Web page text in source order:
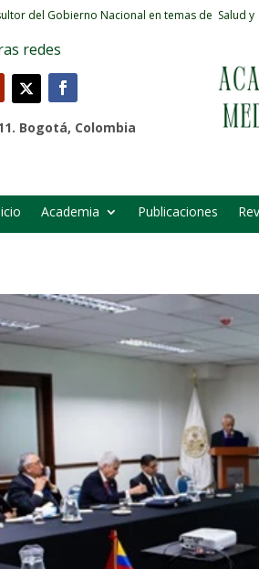
del Gobierno Nacional en temas de Salud y
redes
Bogotá, Colombia
Academia Publicaciones